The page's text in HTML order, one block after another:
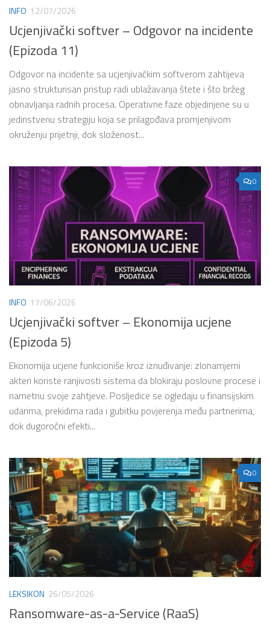
INFO 12/07/2026
Ucjenjivački softver – Odgovor na incidente
(Epizoda 11)
Odgovor na incidente sa ucjenjivačkim softverom zahtijeva
jasno strukturisan pristup radi ublažavanja štete i što bržeg
obnavljanja radnih procesa. Operativne faze objedinjene su u
jedinstvenu strategiju koja se prilagođava promjenjivom
okruženju prijetnji, dok složenost...
0
INFO 17/06/2026
Ucjenjivački softver – Ekonomija ucjene
(Epizoda 5)
Ekonomija ucjene funkcioniše kroz iznuđivanje: zlonamjerni
akteri koriste ranjivosti sistema da blokiraju poslovne procese i
nametnu svoje zahtjeve. Posljedice se ogledaju u finansijskim
udarima, prekidima rada i gubitku povjerenja među partnerima,
dok dugoročni efekti...
0
LEKSIKON 26/05/2026
Ransomware-as-a-Service (RaaS)